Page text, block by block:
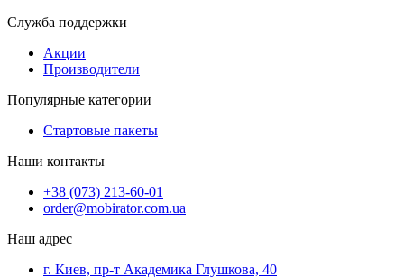
Служба поддержки
Акции
Производители
Популярные категории
Стартовые пакеты
Наши контакты
+38 (073) 213-60-01
order@mobirator.com.ua
Наш адрес
г. Киев, пр-т Академика Глушкова, 40